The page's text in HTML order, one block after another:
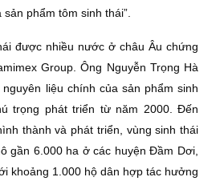
phẩm tôm sinh thái”.
được nhiều nước ở châu Âu chứng
Group. Ông Nguyễn Trọng Hà
liệu chính của sản phẩm sinh
trọng phát triển từ năm 2000. Ðến
thành và phát triển, vùng sinh thái
gần 6.000 ha ở các huyện Ðầm Dơi,
khoảng 1.000 hộ dân hợp tác hưởng